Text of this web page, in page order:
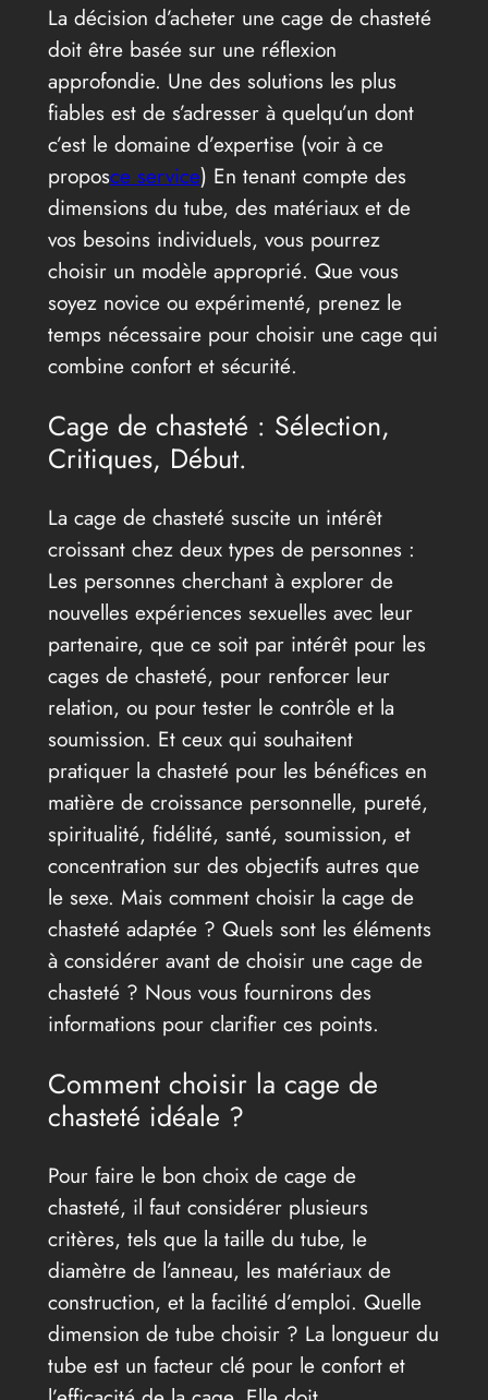
La décision d’acheter une cage de chasteté
doit être basée sur une réflexion
approfondie. Une des solutions les plus
fiables est de s’adresser à quelqu’un dont
c’est le domaine d’expertise (voir à ce
proposce service) En tenant compte des
dimensions du tube, des matériaux et de
vos besoins individuels, vous pourrez
choisir un modèle approprié. Que vous
soyez novice ou expérimenté, prenez le
temps nécessaire pour choisir une cage qui
combine confort et sécurité.
Cage de chasteté : Sélection,
Critiques, Début.
La cage de chasteté suscite un intérêt
croissant chez deux types de personnes :
Les personnes cherchant à explorer de
nouvelles expériences sexuelles avec leur
partenaire, que ce soit par intérêt pour les
cages de chasteté, pour renforcer leur
relation, ou pour tester le contrôle et la
soumission. Et ceux qui souhaitent
pratiquer la chasteté pour les bénéfices en
matière de croissance personnelle, pureté,
spiritualité, fidélité, santé, soumission, et
concentration sur des objectifs autres que
le sexe. Mais comment choisir la cage de
chasteté adaptée ? Quels sont les éléments
à considérer avant de choisir une cage de
chasteté ? Nous vous fournirons des
informations pour clarifier ces points.
Comment choisir la cage de
chasteté idéale ?
Pour faire le bon choix de cage de
chasteté, il faut considérer plusieurs
critères, tels que la taille du tube, le
diamètre de l’anneau, les matériaux de
construction, et la facilité d’emploi. Quelle
dimension de tube choisir ? La longueur du
tube est un facteur clé pour le confort et